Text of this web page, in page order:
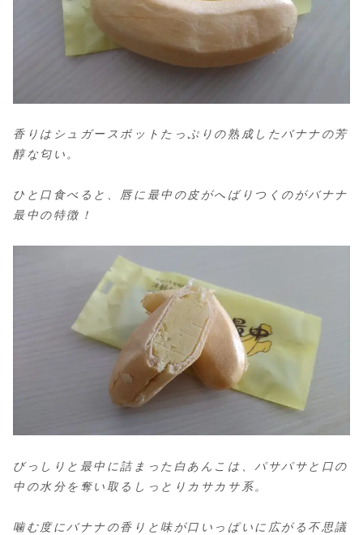
香りはシュガースポットたっぷりの熟成したバナナの芳
醇な匂い。
ひと口食べると、唇に最中の皮がへばりつくのがバナナ
最中の特徴！
びっしりと最中に詰まった白あんこは、パサパサと口の
中の水分を奪い取るしっとりカサカサ系。
噛む度にバナナの香りと味が口いっぱいに広がる不思議